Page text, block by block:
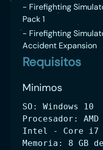
- Firefighting
Pack 1
- Firefighting
Accident Expansion
Requisitos
Minimos
SO: Windows 10
Procesador:
Intel - Core i7
Memoria: 8 GB de